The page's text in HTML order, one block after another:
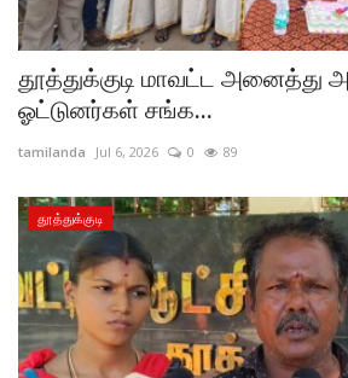
தூத்துக்குடி மாவட்ட அனைத்து
ஓட்டுனர்கள் சங்க...
tamilanda Jul 6, 2026 0 89
தூத்துக்குடி